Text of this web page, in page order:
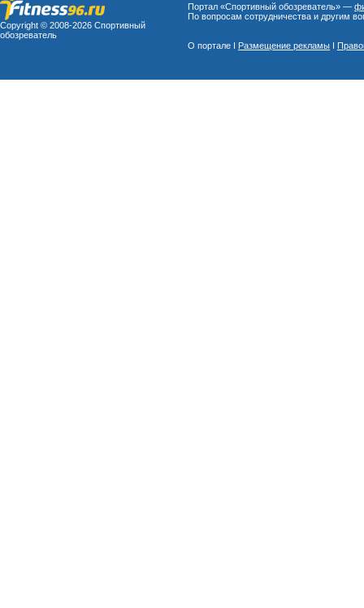
Copyright © 2008-2026 Спортивный
обозреватель
Портал «Спортивный обозреватель» —
По вопросам сотрудничества и другим
О портале I Размещение рекламы I